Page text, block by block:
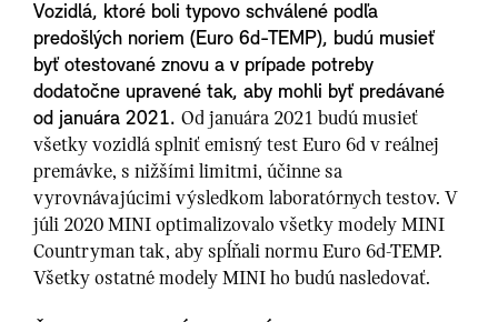
Vozidlá, ktoré boli typovo schválené podľa
predošlých noriem (Euro 6d-TEMP), budú musieť
byť otestované znovu a v prípade potreby
dodatočne upravené tak, aby mohli byť predávané
od januára 2021. Od januára 2021 budú musieť
všetky vozidlá splniť emisný test Euro 6d v reálnej
premávke, s nižšími limitmi, účinne sa
vyrovnávajúcimi výsledkom laboratórnych testov. V
júli 2020 MINI optimalizovalo všetky modely MINI
Countryman tak, aby spĺňali normu Euro 6d-TEMP.
Všetky ostatné modely MINI ho budú nasledovať.